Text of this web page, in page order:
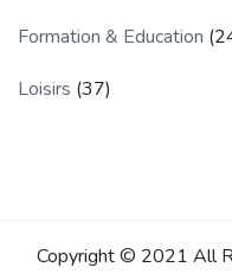
Formation & Education
Loisirs (37)
Copyright © 2021 All